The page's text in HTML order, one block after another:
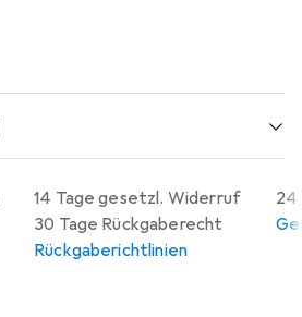
14 Tage gesetzl. Widerruf
30 Tage Rückgaberecht
Rückgaberichtlinien
24